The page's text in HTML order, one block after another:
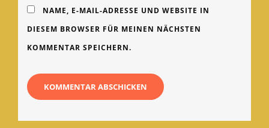
NAME, E-MAIL-ADRESSE UND WEBSITE IN
DIESEM BROWSER FÜR MEINEN NÄCHSTEN
KOMMENTAR SPEICHERN.